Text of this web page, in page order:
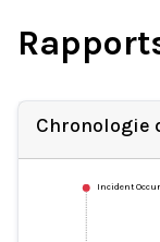
Chronologie
Incident